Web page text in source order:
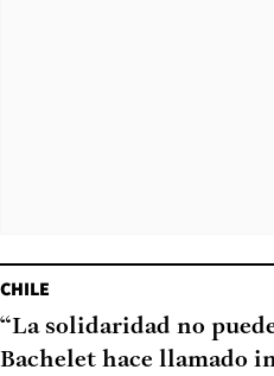
CHILE
“La solidaridad no
Bachelet hace llamado